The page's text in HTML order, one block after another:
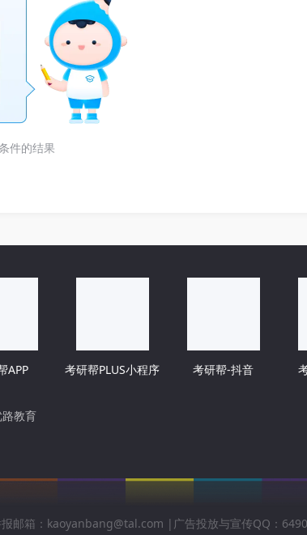
件的结果
APP
考研帮PLUS小程序 考研帮-抖音
教育
邮箱：kaoyanbang@tal.com |广告投放与宣传QQ：